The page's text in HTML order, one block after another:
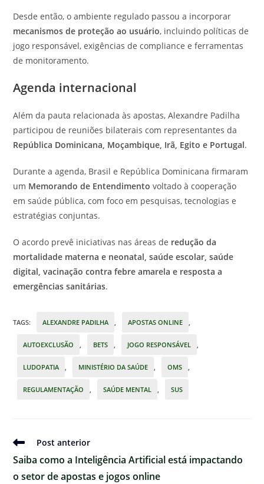
Desde então, o ambiente regulado passou a incorporar
mecanismos de proteção ao usuário, incluindo políticas de
jogo responsável, exigências de compliance e ferramentas
de monitoramento.
Agenda internacional
Além da pauta relacionada às apostas, Alexandre Padilha
participou de reuniões bilaterais com representantes da
República Dominicana, Moçambique, Irã, Egito e Portugal.
Durante a agenda, Brasil e República Dominicana firmaram
um Memorando de Entendimento voltado à cooperação
em saúde pública, com foco em pesquisas, tecnologias e
estratégias conjuntas.
O acordo prevê iniciativas nas áreas de redução da
mortalidade materna e neonatal, saúde escolar, saúde
digital, vacinação contra febre amarela e resposta a
emergências sanitárias.
TAGS: ALEXANDRE PADILHA , APOSTAS ONLINE ,
AUTOEXCLUSÃO , BETS , JOGO RESPONSÁVEL ,
LUDOPATIA , MINISTÉRIO DA SAÚDE , OMS ,
REGULAMENTAÇÃO , SAÚDE MENTAL , SUS
Ler
mais
artigos
Post anterior
Saiba como a Inteligência Artificial está impactando
o setor de apostas e jogos online